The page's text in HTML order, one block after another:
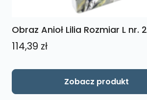
Obraz Anioł Lilia Rozmiar L nr. 2
114,39 zł
Zobacz produkt